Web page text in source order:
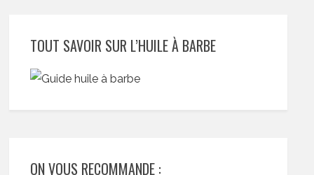
TOUT SAVOIR SUR L’HUILE À BARBE
ON VOUS RECOMMANDE :